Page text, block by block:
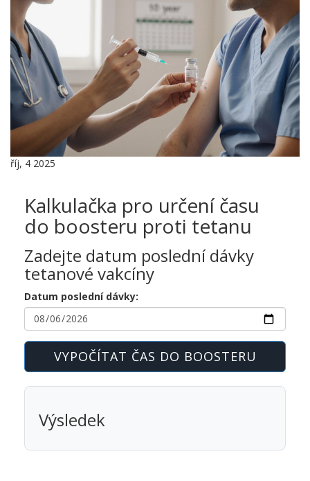
říj, 4 2025
Kalkulačka pro určení času
do boosteru proti tetanu
Zadejte datum poslední dávky
tetanové vakcíny
Datum poslední dávky:
VYPOČÍTAT ČAS DO BOOSTERU
Výsledek